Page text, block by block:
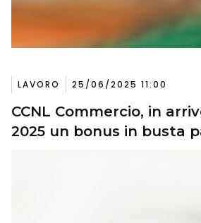
LAVORO 25/06/2025 11:00
CCNL Commercio, in
2025 un bonus in busta